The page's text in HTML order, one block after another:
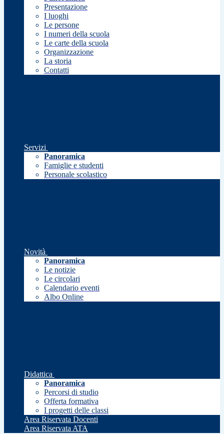
Presentazione
I luoghi
Le persone
I numeri della scuola
Le carte della scuola
Organizzazione
La storia
Contatti
Servizi
Panoramica
Famiglie e studenti
Personale scolastico
Novità
Panoramica
Le notizie
Le circolari
Calendario eventi
Albo Online
Didattica
Panoramica
Percorsi di studio
Offerta formativa
I progetti delle classi
Area Riservata Docenti
Area Riservata ATA